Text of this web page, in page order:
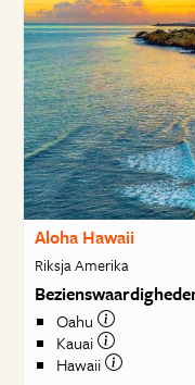
Aloha Hawaii
Riksja Amerika
Oahu
Kauai
Hawaii